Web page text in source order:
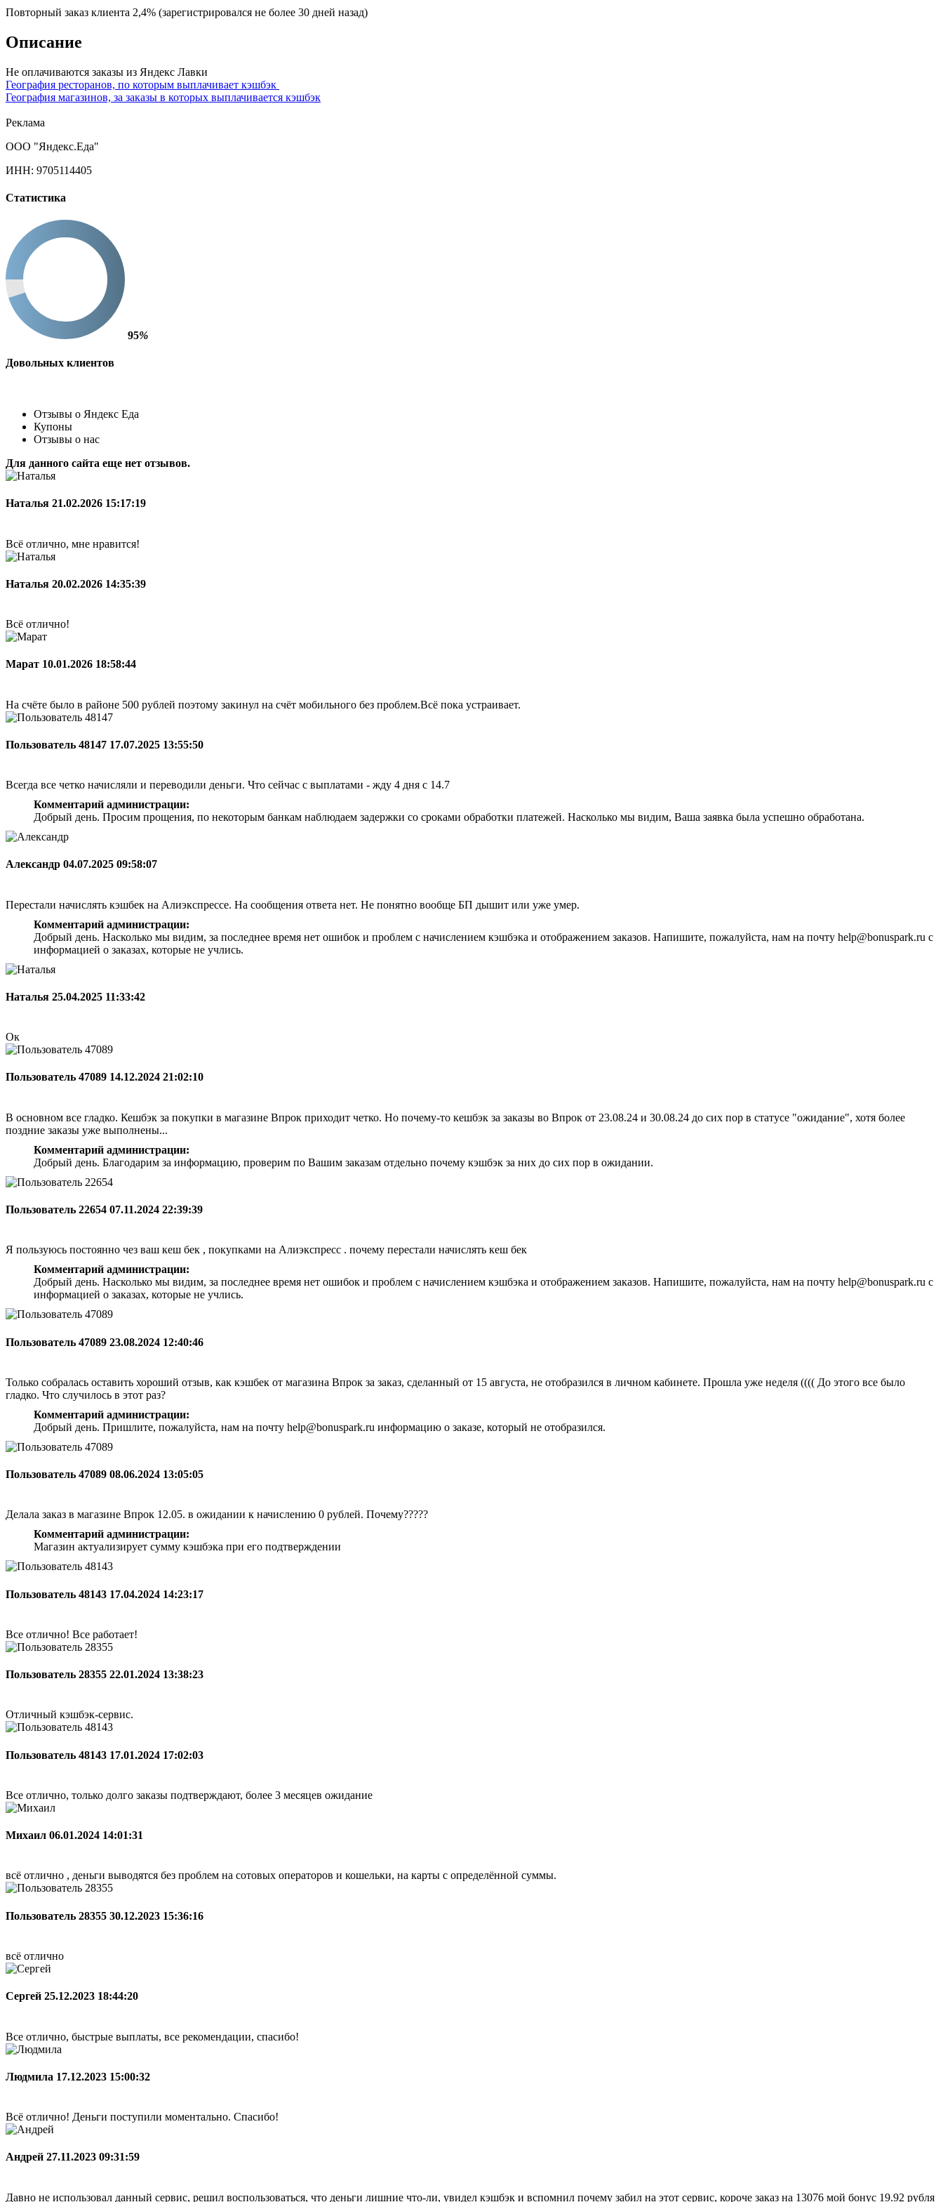
Повторный заказ клиента 2,4% (зарегистрировался не более 30 дней назад)
Описание
Не оплачиваются заказы из Яндекс Лавки
География ресторанов, по которым выплачивает кэшбэк
География магазинов, за заказы в которых выплачивается кэшбэк
Реклама
ООО "Яндекс.Еда"
ИНН: 9705114405
Статистика
95%
Довольных клиентов
Отзывы о Яндекс Еда
Купоны
Отзывы о нас
Для данного сайта еще нет отзывов.
Наталья 21.02.2026 15:17:19
Всё отлично, мне нравится!
Наталья 20.02.2026 14:35:39
Всё отлично!
Марат 10.01.2026 18:58:44
На счёте было в районе 500 рублей поэтому закинул на счёт мобильного без проблем.Всё пока устраивает.
Пользователь 48147 17.07.2025 13:55:50
Всегда все четко начисляли и переводили деньги. Что сейчас с выплатами - жду 4 дня с 14.7
Комментарий администрации:
Добрый день. Просим прощения, по некоторым банкам наблюдаем задержки со сроками обработки платежей. Насколько мы видим, Ваша заявка была успешно обработана.
Александр 04.07.2025 09:58:07
Перестали начислять кэшбек на Алиэкспрессе. На сообщения ответа нет. Не понятно вообще БП дышит или уже умер.
Комментарий администрации:
Добрый день. Насколько мы видим, за последнее время нет ошибок и проблем с начислением кэшбэка и отображением заказов. Напишите, пожалуйста, нам на почту help@bonuspark.ru с
информацией о заказах, которые не учлись.
Наталья 25.04.2025 11:33:42
Ок
Пользователь 47089 14.12.2024 21:02:10
В основном все гладко. Кешбэк за покупки в магазине Впрок приходит четко. Но почему-то кешбэк за заказы во Впрок от 23.08.24 и 30.08.24 до сих пор в статусе "ожидание", хотя более
поздние заказы уже выполнены...
Комментарий администрации:
Добрый день. Благодарим за информацию, проверим по Вашим заказам отдельно почему кэшбэк за них до сих пор в ожидании.
Пользователь 22654 07.11.2024 22:39:39
Я пользуюсь постоянно чез ваш кеш бек , покупками на Алиэкспресс . почему перестали начислять кеш бек
Комментарий администрации:
Добрый день. Насколько мы видим, за последнее время нет ошибок и проблем с начислением кэшбэка и отображением заказов. Напишите, пожалуйста, нам на почту help@bonuspark.ru с
информацией о заказах, которые не учлись.
Пользователь 47089 23.08.2024 12:40:46
Только собралась оставить хороший отзыв, как кэшбек от магазина Впрок за заказ, сделанный от 15 августа, не отобразился в личном кабинете. Прошла уже неделя (((( До этого все было
гладко. Что случилось в этот раз?
Комментарий администрации:
Добрый день. Пришлите, пожалуйста, нам на почту help@bonuspark.ru информацию о заказе, который не отобразился.
Пользователь 47089 08.06.2024 13:05:05
Делала заказ в магазине Впрок 12.05. в ожидании к начислению 0 рублей. Почему?????
Комментарий администрации:
Магазин актуализирует сумму кэшбэка при его подтверждении
Пользователь 48143 17.04.2024 14:23:17
Все отлично! Все работает!
Пользователь 28355 22.01.2024 13:38:23
Отличный кэшбэк-сервис.
Пользователь 48143 17.01.2024 17:02:03
Все отлично, только долго заказы подтверждают, более 3 месяцев ожидание
Михаил 06.01.2024 14:01:31
всё отлично , деньги выводятся без проблем на сотовых операторов и кошельки, на карты с определённой суммы.
Пользователь 28355 30.12.2023 15:36:16
всё отлично
Сергей 25.12.2023 18:44:20
Все отлично, быстрые выплаты, все рекомендации, спасибо!
Людмила 17.12.2023 15:00:32
Всё отлично! Деньги поступили моментально. Спасибо!
Андрей 27.11.2023 09:31:59
Давно не использовал данный сервис, решил воспользоваться, что деньги лишние что-ли, увидел кэшбэк и вспомнил почему забил на этот сервис, короче заказ на 13076 мой бонус 19.92 рубля